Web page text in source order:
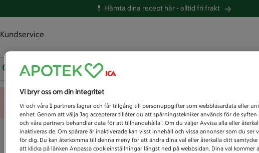
💊 Hämta dina recept här -alltid fri frakt
Kundservice
Vad letar du efter idag?
Unknown
Vi bryr oss om din integritet
Vi och våra 1 partners lagrar och får tillgång till personuppgifter som webbläsardata eller
enhet. Genom att välja Jag accepterar tillåter du att spårningstekniker används för de syften
och våra partners behandlar data för att tillhandahålla”. Om du väljer Avvisa alla eller
inaktiveras de. Om spårare är inaktiverade kan visst innehåll och vissa annonser som du ser
för dig. Du kan återkomma till denna meny för att ändra dina val eller återkalla ditt
att klicka på länken Anpassa cookieinställningar längst ned på webbsidan. Dina val kommer